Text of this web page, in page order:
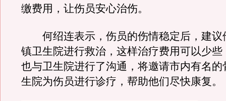
缴费用，让伤员安心治伤。
何绍连表示，伤员的伤情稳定后，建议
镇卫生院进行救治，这样治疗费用可以少些
也与卫生院进行了沟通，将邀请市内有名的
生院为伤员进行诊疗，帮助他们尽快康复。